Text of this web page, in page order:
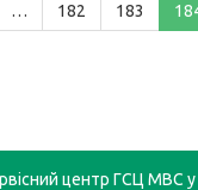
… 182 183
центр ГСЦ МВС у